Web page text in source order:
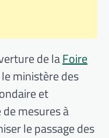
de laFoire
le ministère des
et
mesures à
le passage des